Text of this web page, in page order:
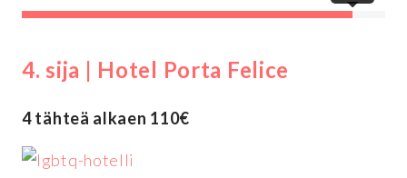
4. sija | Hotel Porta Felice
4 tähteä alkaen 110€